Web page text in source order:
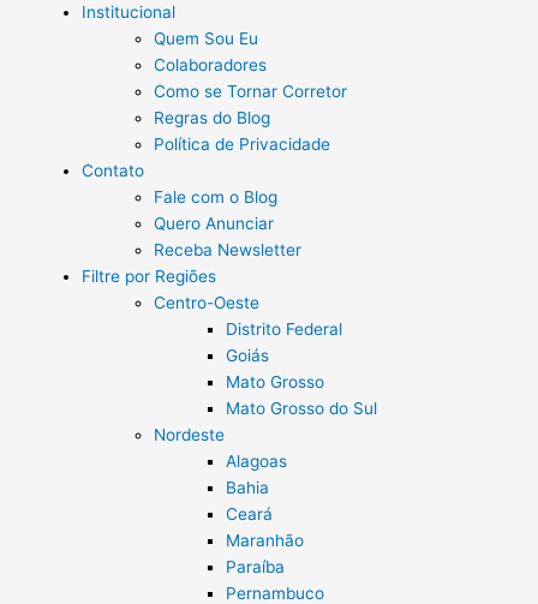
Institucional
Quem Sou Eu
Colaboradores
Como se Tornar Corretor
Regras do Blog
Política de Privacidade
Contato
Fale com o Blog
Quero Anunciar
Receba Newsletter
Filtre por Regiões
Centro-Oeste
Distrito Federal
Goiás
Mato Grosso
Mato Grosso do Sul
Nordeste
Alagoas
Bahia
Ceará
Maranhão
Paraíba
Pernambuco